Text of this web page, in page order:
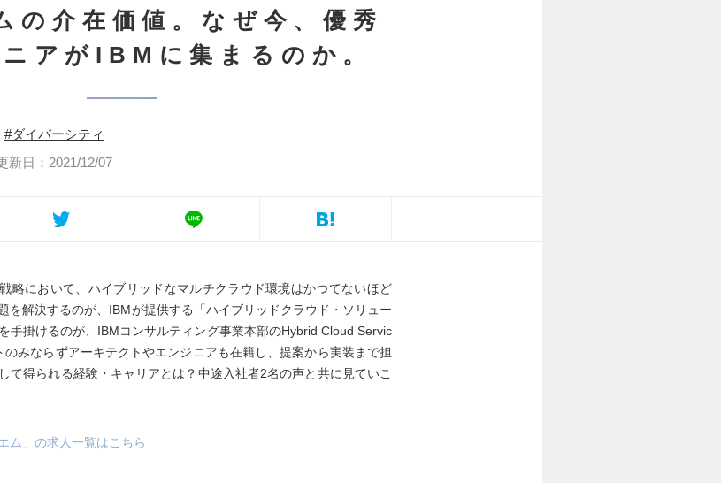
の介在価値。なぜ今、優秀
アがIBMに集まるのか。
ダイバーシティ
新日：2021/12/07
略において、ハイブリッドなマルチクラウド環境はかつてないほど
を解決するのが、IBMが提供する「ハイブリッドクラウド・ソリュー
手掛けるのが、IBMコンサルティング事業本部のHybrid Cloud Servic
みならずアーキテクトやエンジニアも在籍し、提案から実装まで担
て得られる経験・キャリアとは？中途入社者2名の声と共に見ていこ
ム」の求人一覧はこちら